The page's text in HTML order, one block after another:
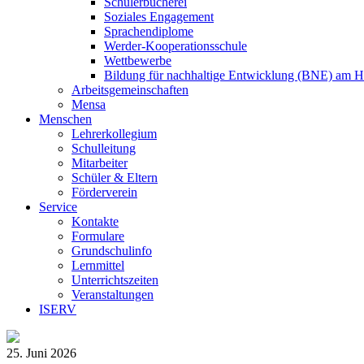
Soziales Engagement
Sprachendiplome
Werder-Kooperationsschule
Wettbewerbe
Bildung für nachhaltige Entwicklung (BNE) am
Arbeitsgemeinschaften
Mensa
Menschen
Lehrerkollegium
Schulleitung
Mitarbeiter
Schüler & Eltern
Förderverein
Service
Kontakte
Formulare
Grundschulinfo
Lernmittel
Unterrichtszeiten
Veranstaltungen
ISERV
25. Juni 2026